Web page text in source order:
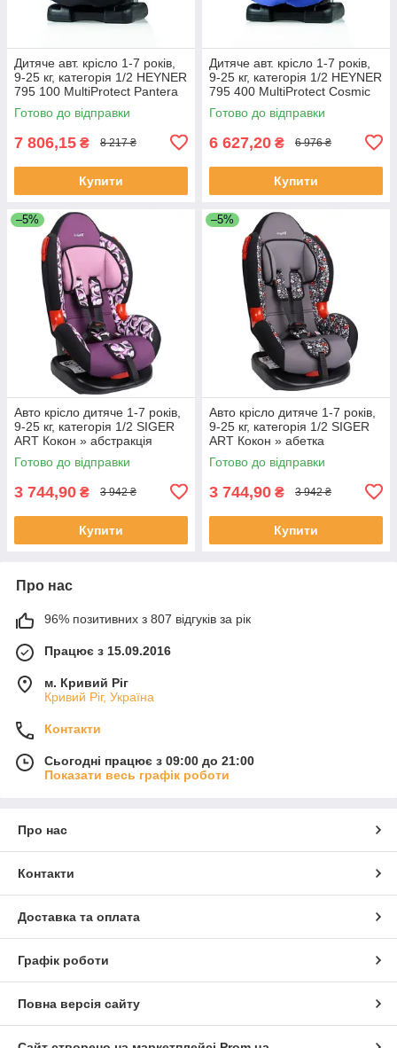
Дитяче aвт. крісло 1-7 років,
9-25 кг, категорія 1/2 HEYNER
795 100 MultiProtect Pantera
Black
Готово до відправки
7 806,15 ₴ 8 217 ₴
Купити
Дитяче aвт. крісло 1-7 років,
9-25 кг, категорія 1/2 HEYNER
795 400 MultiProtect Cosmic
Blue
Готово до відправки
6 627,20 ₴ 6 976 ₴
Купити
–5%
Авто крісло дитяче 1-7 років,
9-25 кг, категорія 1/2 SIGER
ART Кокон » абстракція
Готово до відправки
3 744,90 ₴ 3 942 ₴
Купити
–5%
Авто крісло дитяче 1-7 років,
9-25 кг, категорія 1/2 SIGER
ART Кокон » абетка
Готово до відправки
3 744,90 ₴ 3 942 ₴
Купити
Про нас
96% позитивних з 807 відгуків за рік
Працює з 15.09.2016
м. Кривий Ріг
Кривий Ріг, Україна
Контакти
Сьогодні працює з 09:00 до 21:00
Показати весь графік роботи
Про нас
Контакти
Доставка та оплата
Графік роботи
Повна версія сайту